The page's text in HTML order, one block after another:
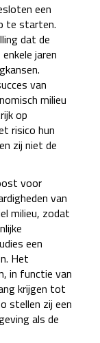
een
te starten.
dat de
jaren
van
milieu
op
risico hun
zij niet de
voor
van
milieu, zodat
een
Het
in functie van
krijgen tot
stellen zij een
als de